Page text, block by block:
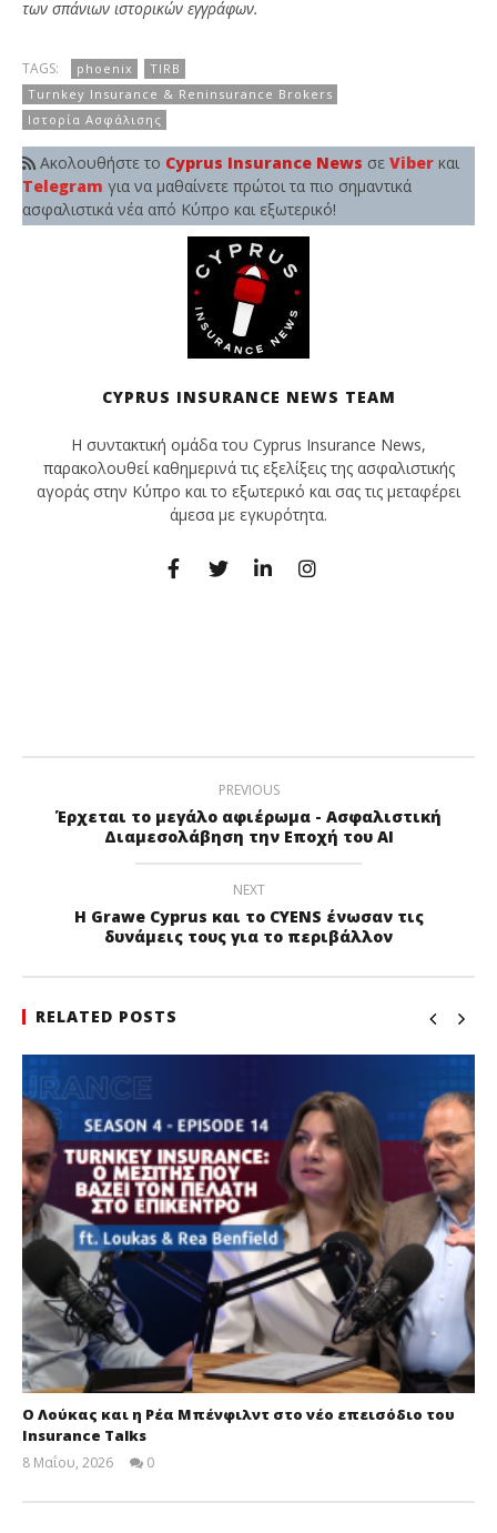
των σπάνιων ιστορικών εγγράφων.
TAGS: phoenix
TIRB
Turnkey Insurance & Reninsurance Brokers
Ιστορία Ασφάλισης
Ακολουθήστε το Cyprus Insurance News σε Viber και
Telegram για να μαθαίνετε πρώτοι τα πιο σημαντικά
ασφαλιστικά νέα από Κύπρο και εξωτερικό!
CYPRUS INSURANCE NEWS TEAM
Η συντακτική ομάδα του Cyprus Insurance News,
παρακολουθεί καθημερινά τις εξελίξεις της ασφαλιστικής
αγοράς στην Κύπρο και το εξωτερικό και σας τις μεταφέρει
άμεσα με εγκυρότητα.
PREVIOUS
Έρχεται το μεγάλο αφιέρωμα - Ασφαλιστική
Διαμεσολάβηση την Εποχή του AI
NEXT
Η Grawe Cyprus και το CYENS ένωσαν τις
δυνάμεις τους για το περιβάλλον
RELATED POSTS
Ο Λούκας και η Ρέα Μπένφιλντ στο νέο επεισόδιο του
Insurance Talks
8 Μαΐου, 2026
Insurance
0